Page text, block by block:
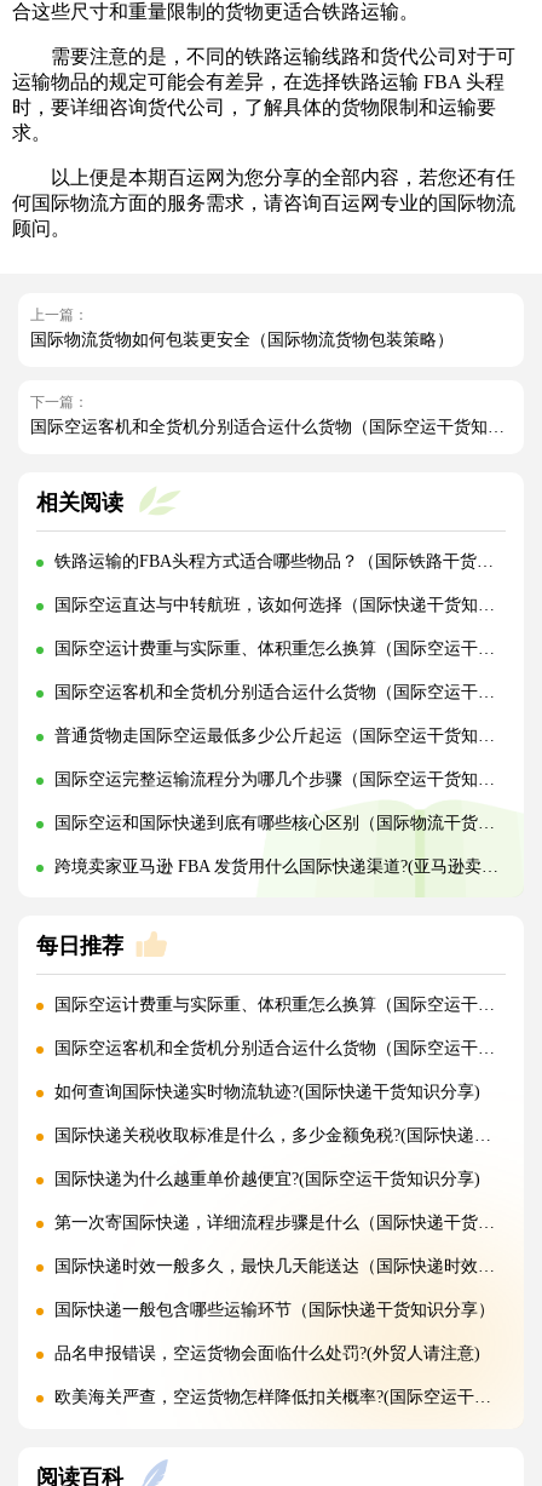
合这些尺寸和重量限制的货物更适合铁路运输。
需要注意的是，不同的铁路运输线路和货代公司对于可
运输物品的规定可能会有差异，在选择铁路运输 FBA 头程
时，要详细咨询货代公司，了解具体的货物限制和运输要
求。
以上便是本期百运网为您分享的全部内容，若您还有任
何国际物流方面的服务需求，请咨询百运网专业的国际物流
顾问。
上一篇：
国际物流货物如何包装更安全（国际物流货物包装策略）
下一篇：
国际空运客机和全货机分别适合运什么货物（国际空运干货知识分享）
相关阅读
铁路运输的FBA头程方式适合哪些物品？（国际铁路干货知识分享）
国际空运直达与中转航班，该如何选择（国际快递干货知识分享）
国际空运计费重与实际重、体积重怎么换算（国际空运干货知识分享）
国际空运客机和全货机分别适合运什么货物（国际空运干货知识分享）
普通货物走国际空运最低多少公斤起运（国际空运干货知识分享）
国际空运完整运输流程分为哪几个步骤（国际空运干货知识分享）
国际空运和国际快递到底有哪些核心区别（国际物流干货知识分享）
跨境卖家亚马逊 FBA 发货用什么国际快递渠道?(亚马逊卖家必看篇)
每日推荐
国际空运计费重与实际重、体积重怎么换算（国际空运干货知识分享）
国际空运客机和全货机分别适合运什么货物（国际空运干货知识分享）
如何查询国际快递实时物流轨迹?(国际快递干货知识分享)
国际快递关税收取标准是什么，多少金额免税?(国际快递干货知识分享)
国际快递为什么越重单价越便宜?(国际空运干货知识分享)
第一次寄国际快递，详细流程步骤是什么（国际快递干货知识分享）
国际快递时效一般多久，最快几天能送达（国际快递时效详解）
国际快递一般包含哪些运输环节（国际快递干货知识分享）
品名申报错误，空运货物会面临什么处罚?(外贸人请注意)
欧美海关严查，空运货物怎样降低扣关概率?(国际空运干货知识分享)
阅读百科